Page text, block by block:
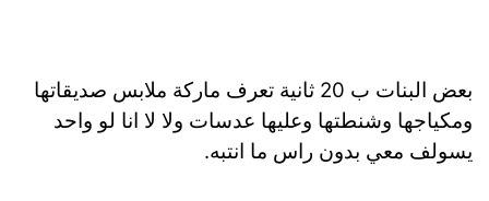
بعض البنات ب 20 ثانية تعرف ماركة ملابس صديقاتها
ومكياجها وشنطتها وعليها عدسات ولا لا انا لو واحد
يسولف معي بدون راس ما انتبه.